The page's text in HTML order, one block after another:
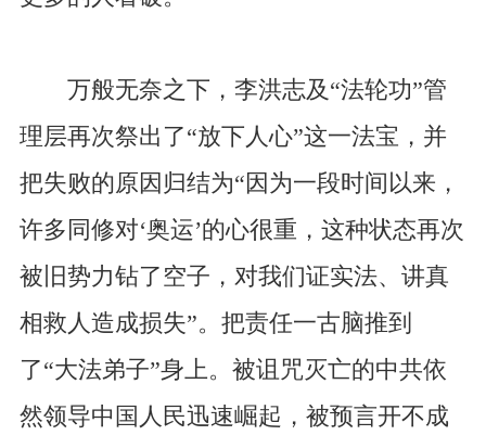
万般无奈之下，李洪志及“法轮功”管
理层再次祭出了“放下人心”这一法宝，并
把失败的原因归结为“因为一段时间以来，
许多同修对‘奥运’的心很重，这种状态再次
被旧势力钻了空子，对我们证实法、讲真
相救人造成损失”。把责任一古脑推到
了“大法弟子”身上。被诅咒灭亡的中共依
然领导中国人民迅速崛起，被预言开不成